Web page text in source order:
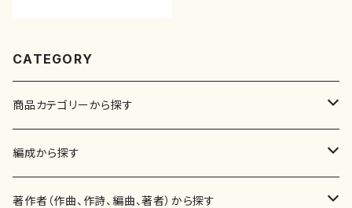
CATEGORY
商品カテゴリーから探す
楽譜
書籍
編成から探す
邦楽器
著作者（作曲、作詩、編曲、著者）から探す